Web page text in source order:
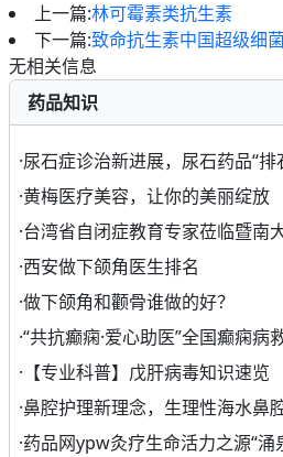
上一篇:林可霉素类抗生素
下一篇:致命抗生素中国超级细
无相关信息
药品知识
·尿石症诊治新进展，尿石药品“排
·黄梅医疗美容，让你的美丽绽放
·台湾省自闭症教育专家莅临暨南
·西安做下颌角医生排名
·做下颌角和颧骨谁做的好？
·“共抗癫痫·爱心助医”全国癫痫病
· 【专业科普】戊肝病毒知识速览
·鼻腔护理新理念，生理性海水鼻
·药品网ypw灸疗生命活力之源“涌